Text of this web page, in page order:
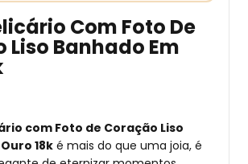
Com Foto De
Liso Banhado Em
com Foto de Coração Liso
18k é mais do que uma joia, é